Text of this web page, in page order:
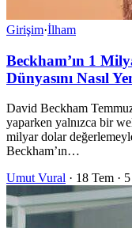
Girişim·İlham
Beckham’ın 1
Dünyasını Nasıl
David Beckham
yaparken yalnızca bir
milyar dolar
Beckham’ın…
Umut Vural · 18 Tem ·